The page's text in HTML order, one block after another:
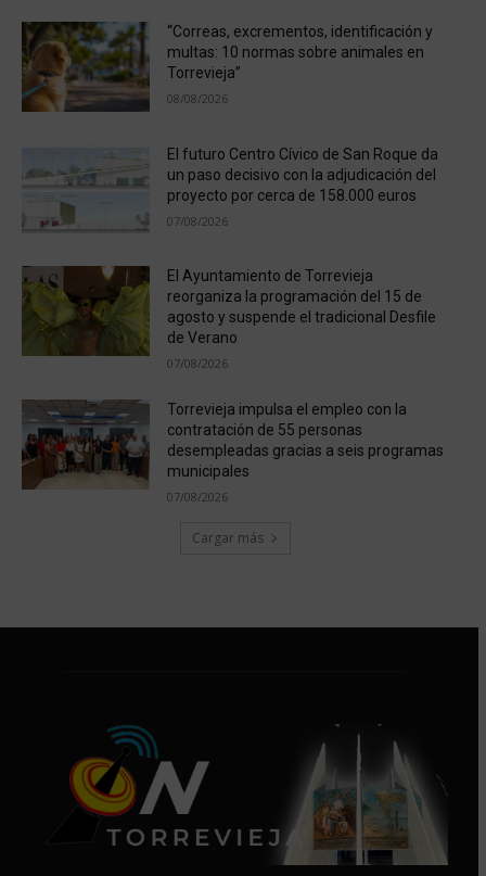
“Correas, excrementos, identificación y
multas: 10 normas sobre animales en
Torrevieja”
08/08/2026
El futuro Centro Cívico de San Roque da
un paso decisivo con la adjudicación del
proyecto por cerca de 158.000 euros
07/08/2026
El Ayuntamiento de Torrevieja
reorganiza la programación del 15 de
agosto y suspende el tradicional Desfile
de Verano
07/08/2026
Torrevieja impulsa el empleo con la
contratación de 55 personas
desempleadas gracias a seis programas
municipales
07/08/2026
Cargar más